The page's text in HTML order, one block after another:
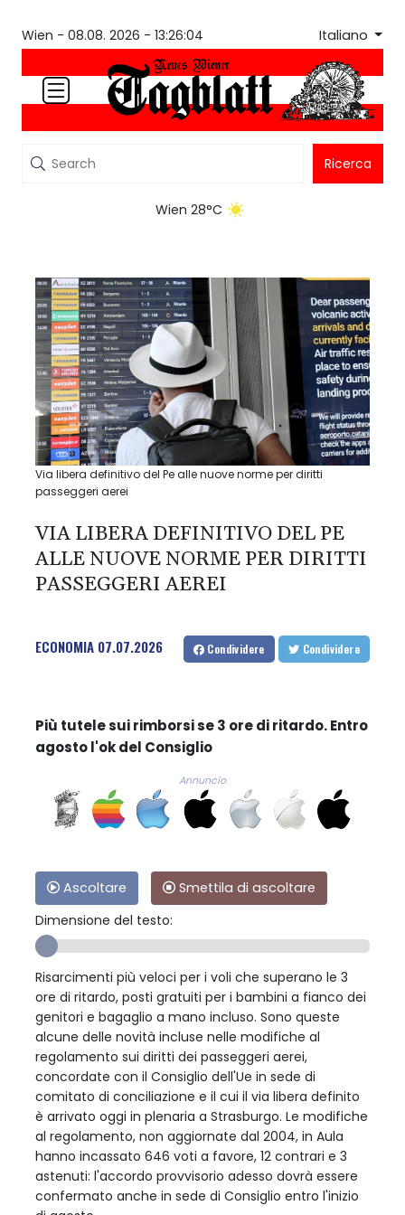
Wien - 08.08. 2026 - 13:26:04 Italiano
Ricerca
Wien 28°C
Via libera definitivo del Pe alle nuove norme per diritti
passeggeri aerei
VIA LIBERA DEFINITIVO DEL PE
ALLE NUOVE NORME PER DIRITTI
PASSEGGERI AEREI
ECONOMIA 07.07.2026 Condividere Condividere
Più tutele sui rimborsi se 3 ore di ritardo. Entro
agosto l'ok del Consiglio
Annuncio
Ascoltare
Smettila di ascoltare
Dimensione del testo:
Risarcimenti più veloci per i voli che superano le 3
ore di ritardo, posti gratuiti per i bambini a fianco dei
genitori e bagaglio a mano incluso. Sono queste
alcune delle novità incluse nelle modifiche al
regolamento sui diritti dei passeggeri aerei,
concordate con il Consiglio dell'Ue in sede di
comitato di conciliazione e il cui il via libera definito
è arrivato oggi in plenaria a Strasburgo. Le modifiche
al regolamento, non aggiornate dal 2004, in Aula
hanno incassato 646 voti a favore, 12 contrari e 3
astenuti: l'accordo provvisorio adesso dovrà essere
confermato anche in sede di Consiglio entro l'inizio